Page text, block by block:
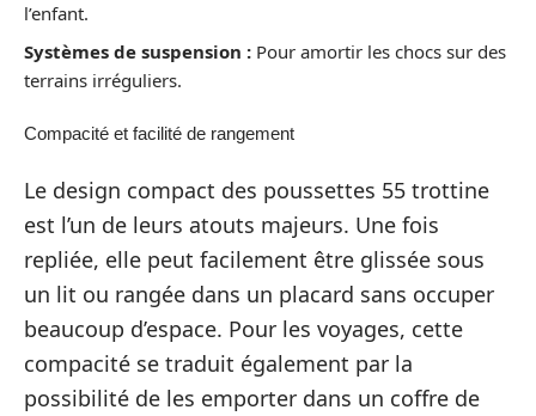
l’enfant.
Systèmes de suspension : Pour amortir les chocs sur des
terrains irréguliers.
Compacité et facilité de rangement
Le design compact des poussettes 55 trottine
est l’un de leurs atouts majeurs. Une fois
repliée, elle peut facilement être glissée sous
un lit ou rangée dans un placard sans occuper
beaucoup d’espace. Pour les voyages, cette
compacité se traduit également par la
possibilité de les emporter dans un coffre de